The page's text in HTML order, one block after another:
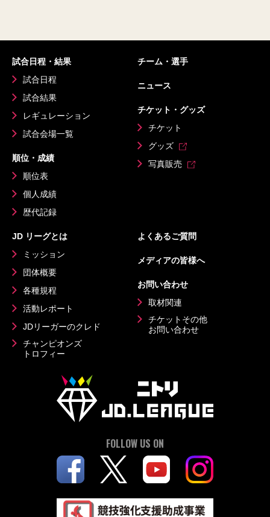
試合日程・結果
試合日程
試合結果
レギュレーション
試合会場一覧
順位・成績
順位表
個人成績
歴代記録
チーム・選手
ニュース
チケット・グッズ
チケット
グッズ
写真販売
JD リーグとは
ミッション
団体概要
各種規程
活動レポート
JDリーガーのクレド
チャンピオンズ
トロフィー
よくあるご質問
メディアの皆様へ
お問い合わせ
取材関連
チケットその他
お問い合わせ
FOLLOW US ON